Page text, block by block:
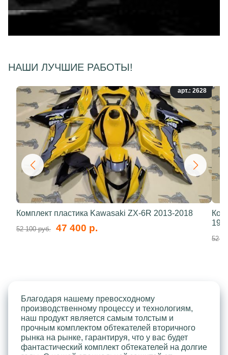
НАШИ ЛУЧШИЕ РАБОТЫ!
арт.: 2628
Комплект пластика Kawasaki ZX-6R 2013-2018
52 100 руб. 47 400 р.
52
Благодаря нашему превосходному
производственному процессу и технологиям,
наш продукт является самым толстым и
прочным комплектом обтекателей вторичного
рынка на рынке, гарантируя, что у вас будет
фантастический комплект обтекателей на долгие